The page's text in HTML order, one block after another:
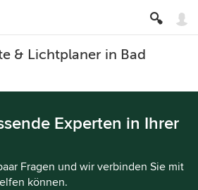
& Lichtplaner in Bad
Experten in Ihrer
Fragen und wir verbinden Sie mit
können.